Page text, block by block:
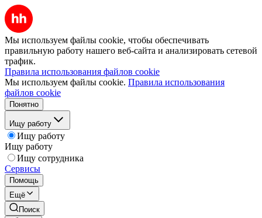
Мы используем файлы cookie, чтобы обеспечивать
правильную работу нашего веб-сайта и анализировать сетевой
трафик.
Правила использования файлов cookie
Мы используем файлы cookie. Правила использования
файлов cookie
Понятно
Ищу работу
Ищу работу
Ищу работу
Ищу сотрудника
Сервисы
Помощь
Ещё
Поиск